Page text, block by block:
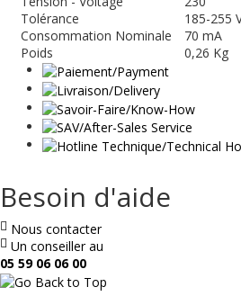
Tolérance
185-255
Consommation Nominale
70 mA
Poids
0,26 Kg
Besoin d'aide
Nous contacter
Un conseiller au
05 59 06 06 00